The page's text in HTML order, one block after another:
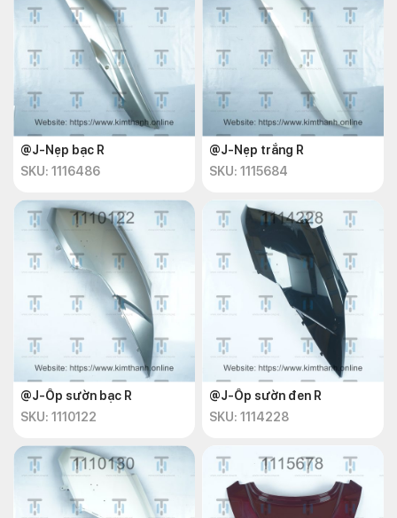
@J-Nẹp bạc R
SKU: 1116486
@J-Nẹp trắng R
SKU: 1115684
@J-Ốp sườn bạc R
SKU: 1110122
@J-Ốp sườn đen R
SKU: 1114228